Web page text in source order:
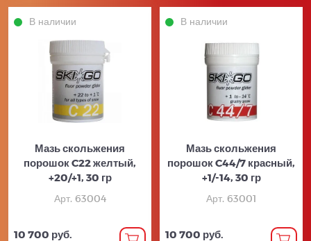
В наличии
Мазь скольжения
порошок C22 желтый,
+20/+1, 30 гр
Арт. 63004
10 700 руб.
В наличии
Мазь скольжения
порошок C44/7 красный,
+1/-14, 30 гр
Арт. 63001
10 700 руб.